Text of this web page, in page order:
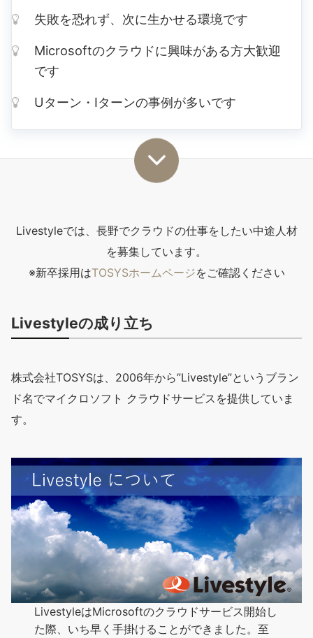
失敗を恐れず、次に生かせる環境です
Microsoftのクラウドに興味がある方大歓迎
です
Uターン・Iターンの事例が多いです
Livestyleでは、長野でクラウドの仕事をしたい中途人材
を募集しています。
※新卒採用はTOSYSホームページをご確認ください
Livestyleの成り立ち
株式会社TOSYSは、2006年から”Livestyle”というブラン
ド名でマイクロソフト クラウドサービスを提供していま
す。
LivestyleはMicrosoftのクラウドサービス開始し
た際、いち早く手掛けることができました。至